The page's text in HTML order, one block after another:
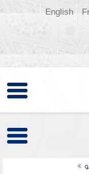
English